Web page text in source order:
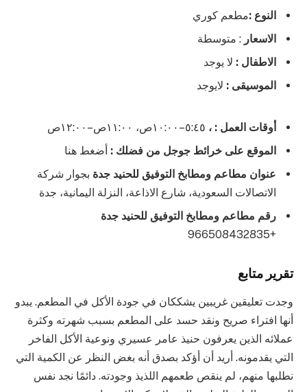
النوع :مطعم كوري
الاسعار : متوسطة
الاطفال : لا يوجد
الموسيقى : لايوجد
أوقات العمل : ،
الموقع على خرائط جوجل من فضلك : أضغط هنا
عنوان مطاعم ومطابخ التوفيق للحنيد جدة بجوار شركة
الاتصالات السعودية، شارع الاذاعة، النزلة اليمانية، جدة
رقم مطاعم ومطابخ التوفيق للحنيد جدة
+966508432835
تقرير متابع
وجدت تعليقين غريبين يشككان في جودة الأكل في المطعم. يبدو
أنها افتراء صريح ونقد حسد على المطعم بسبب شهرته وكثرة
عملائه الذين يعرفون حنيذ عامر عسيري ونوعية الأكل الفاخر
التي يقدمونه. أريد أن أؤكد بصدق أنه بغض النظر عن الكمية التي
نطلبها منهم، لم ينقص طعمهم اللذيذ وجودته. دائمًا نجد نفس